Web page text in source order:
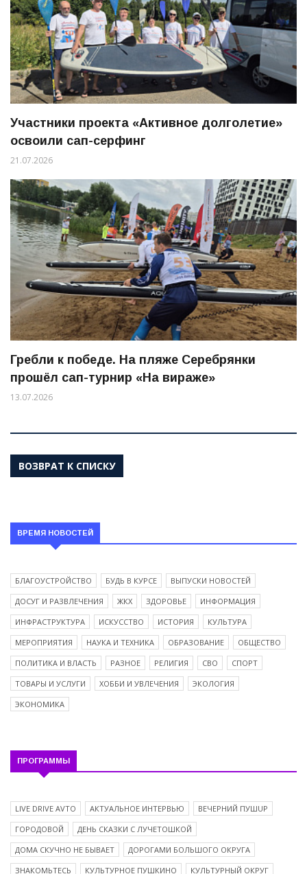
Участники проекта «Активное долголетие»
освоили сап-серфинг
21.07.2026
Гребли к победе. На пляже Серебрянки
прошёл сап-турнир «На вираже»
13.07.2026
ВОЗВРАТ К СПИСКУ
ВРЕМЯ НОВОСТЕЙ
БЛАГОУСТРОЙСТВО БУДЬ В КУРСЕ
ВЫПУСКИ НОВОСТЕЙ
ДОСУГ И РАЗВЛЕЧЕНИЯ
ЖКХ ЗДОРОВЬЕ
ИНФОРМАЦИЯ
ИНФРАСТРУКТУРА
ИСКУССТВО ИСТОРИЯ
КУЛЬТУРА
МЕРОПРИЯТИЯ
НАУКА И ТЕХНИКА ОБРАЗОВАНИЕ
ОБЩЕСТВО
ПОЛИТИКА И ВЛАСТЬ
РАЗНОЕ РЕЛИГИЯ СВО
СПОРТ
ТОВАРЫ И УСЛУГИ
ХОББИ И УВЛЕЧЕНИЯ
ЭКОЛОГИЯ
ЭКОНОМИКА
ПРОГРАММЫ
LIVE DRIVE AVTO АКТУАЛЬНОЕ ИНТЕРВЬЮ
ВЕЧЕРНИЙ ПУШUP
ГОРОДОВОЙ
ДЕНЬ СКАЗКИ С ЛУЧЕТОШКОЙ
ДОМА СКУЧНО НЕ БЫВАЕТ
ДОРОГАМИ БОЛЬШОГО ОКРУГА
ЗНАКОМЬТЕСЬ
КУЛЬТУРНОЕ ПУШКИНО КУЛЬТУРНЫЙ ОКРУГ